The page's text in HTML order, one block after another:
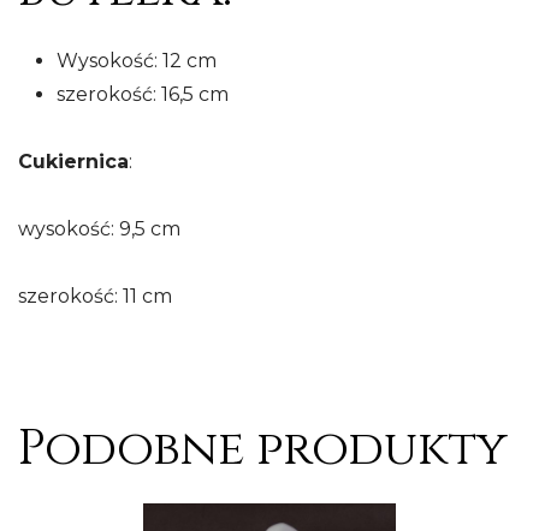
Wysokość: 12 cm
szerokość: 16,5 cm
Cukiernica:
wysokość: 9,5 cm
szerokość: 11 cm
Podobne produkty